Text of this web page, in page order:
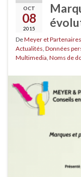
OCT
08
2015
DeMeyer et Partenaires
Actualités Données
Multimedia Noms de